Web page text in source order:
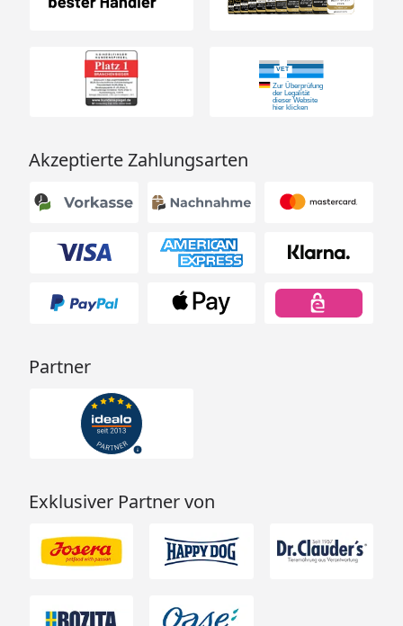
Akzeptierte Zahlungsarten
Partner
Exklusiver Partner von